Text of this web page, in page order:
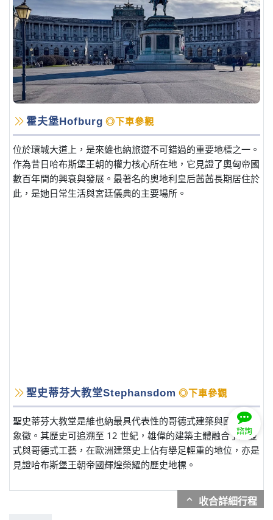
霍夫堡Hofburg ◎下車參觀
位於環城大道上，是來維也納旅遊不可錯過的重要地標之一。
作為昔日哈布斯堡王朝的權力核心所在地，它見證了奧匈帝國
數百年間的興衰與發展。最著名的奧地利皇后茜茜長期居住於
此，是她日常生活與宮廷儀典的主要場所。
聖史蒂芬大教堂Stephansdom ◎下車參觀
聖史蒂芬大教堂是維也納最具代表性的哥德式建築與國家精神
象徵。其歷史可追溯至 12 世紀，雄偉的建築主體融合了羅曼
式與哥德式工藝，在歐洲建築史上佔有舉足輕重的地位，亦是
見證哈布斯堡王朝帝國輝煌榮耀的歷史地標。
expand_more
諮詢